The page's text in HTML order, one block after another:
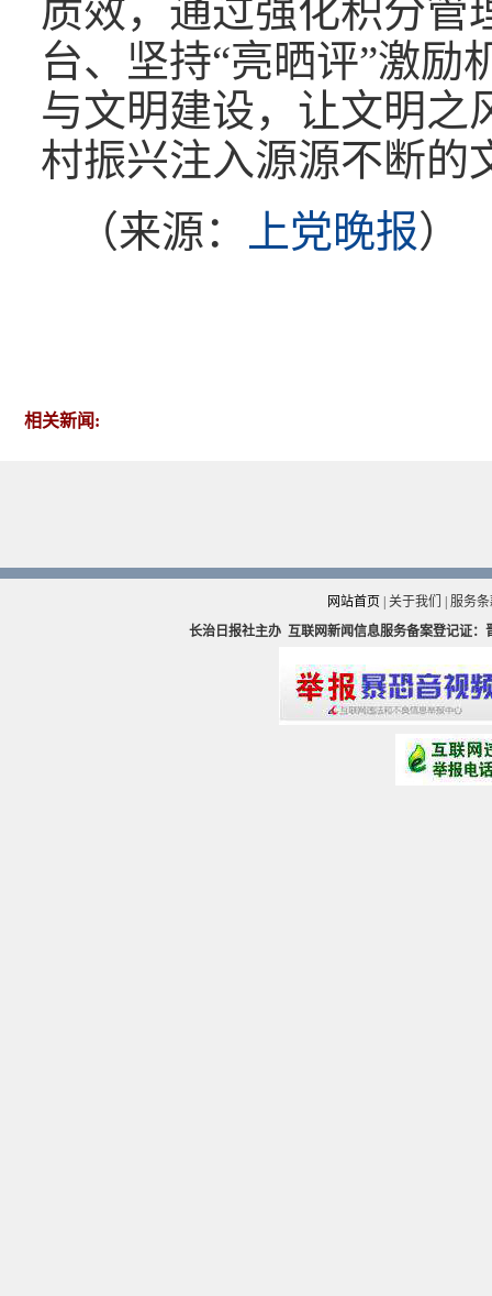
质效，通过强化积分管
台、坚持“亮晒评”激励
与文明建设，让文明之
村振兴注入源源不断的
（来源：
上党晚报）
相关新闻:
网站首页 关于我们
服务
长治日报社主办 互联网新闻信息服务备案登记证：